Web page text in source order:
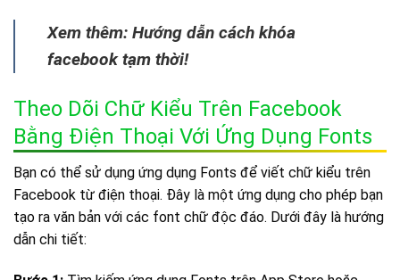
Xem thêm: Hướng dẫn cách khóa
facebook tạm thời!
Theo Dõi Chữ Kiểu Trên Facebook
Bằng Điện Thoại Với Ứng Dụng Fonts
Bạn có thể sử dụng ứng dụng Fonts để viết chữ kiểu trên
Facebook từ điện thoại. Đây là một ứng dụng cho phép bạn
tạo ra văn bản với các font chữ độc đáo. Dưới đây là hướng
dẫn chi tiết: